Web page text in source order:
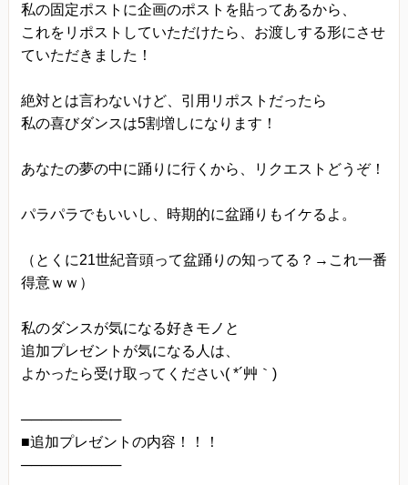
報の照会、修正または削除を希望される場合は、
ご本人であることを確認させていただいたうえ
で、合理的な範囲ですみやかに 対応させていただ
プライバシーに関する意見・苦情・異議申し立て
お客様が、当ウェブサイトで掲示した本方針を守
通じて当方にまずご連絡ください。
内容確認後、折り返しメールでの連絡をした後、
適切な処理ができるよう努めます。
私の固定ポストに企画のポストを貼ってあるから、
これをリポストしていただけたら、お渡しする形にさせ
ていただきました！
絶対とは言わないけど、引用リポストだったら
私の喜びダンスは5割増しになります！
あなたの夢の中に踊りに行くから、リクエストどうぞ！
パラパラでもいいし、時期的に盆踊りもイケるよ。
（とくに21世紀音頭って盆踊りの知ってる？→これ一番
得意ｗｗ）
私のダンスが気になる好きモノと
追加プレゼントが気になる人は、
よかったら受け取ってください( *´艸｀)
──────────
■追加プレゼントの内容！！！
──────────